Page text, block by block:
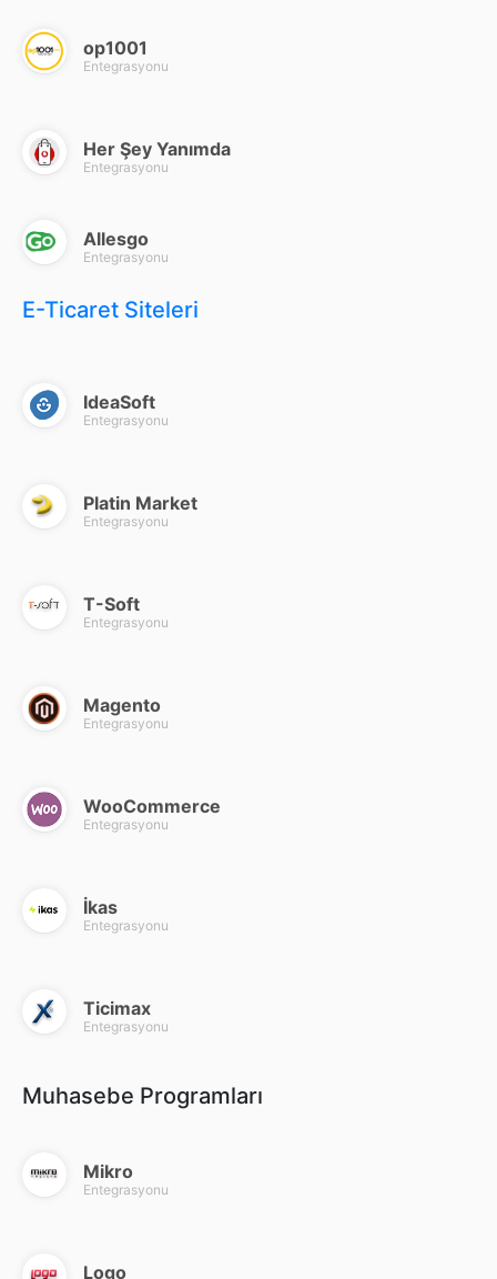
op1001
Entegrasyonu
Her Şey Yanımda
Entegrasyonu
Allesgo
Entegrasyonu
E-Ticaret Siteleri
IdeaSoft
Entegrasyonu
Platin Market
Entegrasyonu
T-Soft
Entegrasyonu
Magento
Entegrasyonu
WooCommerce
Entegrasyonu
İkas
Entegrasyonu
Ticimax
Entegrasyonu
Muhasebe Programları
Mikro
Entegrasyonu
Logo